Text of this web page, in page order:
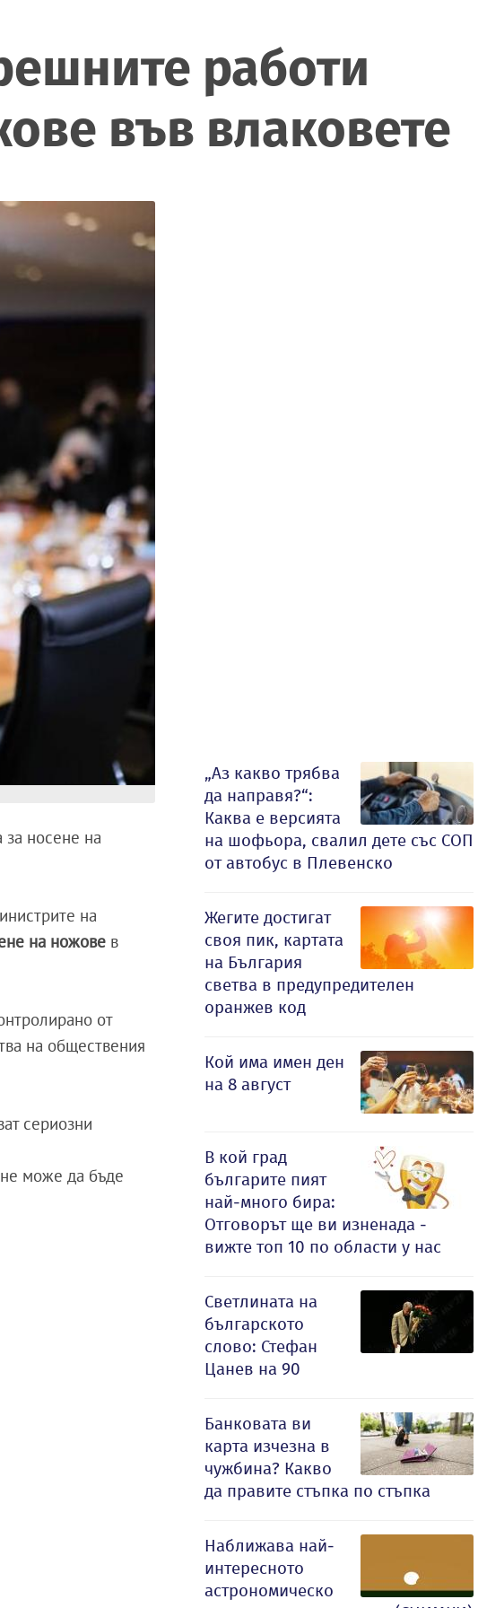
работи
във влаковете
носене на
на
на ножове в
от
на обществения
сериозни
може да бъде
„Аз какво трябва
да направя?“:
Каква е версията
на шофьора, свалил дете със СОП
от автобус в Плевенско
Жегите достигат
своя пик, картата
на България
светва в предупредителен
оранжев код
Кой има имен ден
на 8 август
В кой град
българите пият
най-много бира:
Отговорът ще ви изненада -
вижте топ 10 по области у нас
Светлината на
българското
слово: Стефан
Цанев на 90
Банковата ви
карта изчезна в
чужбина? Какво
да правите стъпка по стъпка
Наближава най-
интересното
астрономическо